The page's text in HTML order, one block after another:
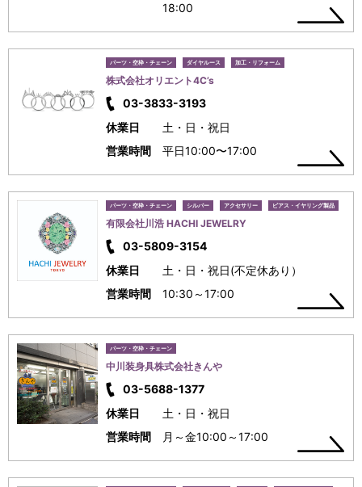
18:00
パーツ・空枠・チェーン ダイヤルース 加工・リフォーム
株式会社オリエント4C’s
03-3833-3193
休業日
土・日・祝日
営業時間
平日10:00〜17:00
パーツ・空枠・チェーン シルバー アクセサリー ピアス・イヤリング製品
有限会社川浩 HACHI JEWELRY
03-5809-3154
休業日
土・日・祝日(不定休あり）
営業時間
10:30～17:00
パーツ・空枠・チェーン
中川装身具株式会社きんや
03-5688-1377
休業日
土・日・祝日
営業時間
月～金10:00～17:00